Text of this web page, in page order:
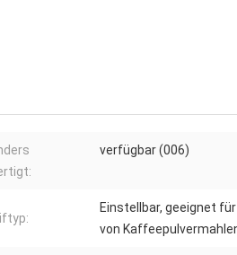
verfügbar (006)
Einstellbar, geeignet
von